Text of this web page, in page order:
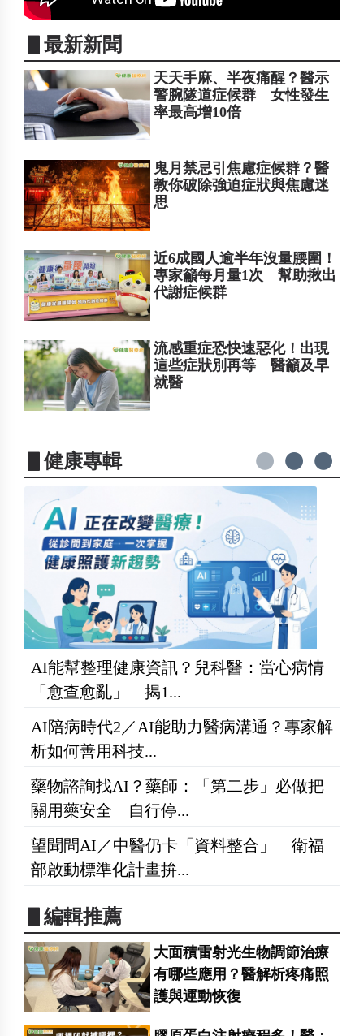
▋最新新聞
天天手麻、半夜痛醒？醫示
警腕隧道症候群 女性發生
率最高增10倍
鬼月禁忌引焦慮症候群？醫
教你破除強迫症狀與焦慮迷
思
近6成國人逾半年沒量腰圍！
專家籲每月量1次 幫助揪出
代謝症候群
流感重症恐快速惡化！出現
這些症狀別再等 醫籲及早
就醫
▋健康專輯
AI能幫整理健康資訊？兒科醫：當心病情
「愈查愈亂」 揭1...
AI陪病時代2／AI能助力醫病溝通？專家解
析如何善用科技...
藥物諮詢找AI？藥師：「第二步」必做把
關用藥安全 自行停...
望聞問AI／中醫仍卡「資料整合」 衛福
部啟動標準化計畫拚...
▋編輯推薦
大面積雷射光生物調節治療
有哪些應用？醫解析疼痛照
護與運動恢復